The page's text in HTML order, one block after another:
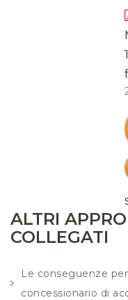
ALTRI
COLLEGATI
Le conseguenze
concessionario di